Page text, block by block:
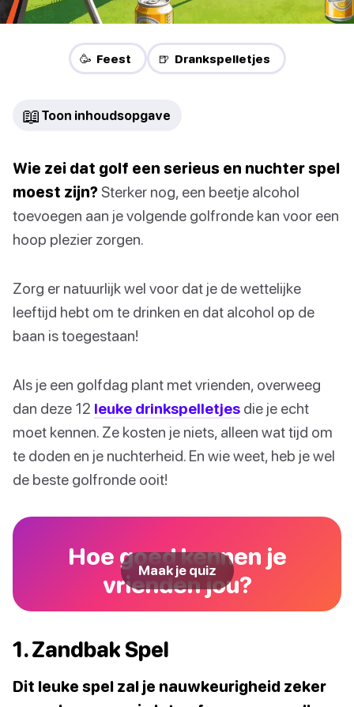
🥳 Feest 🍺 Drankspelletjes
📖 Toon inhoudsopgave
Wie zei dat golf een serieus en nuchter spel
moest zijn? Sterker nog, een beetje alcohol
toevoegen aan je volgende golfronde kan voor een
hoop plezier zorgen.
Zorg er natuurlijk wel voor dat je de wettelijke
leeftijd hebt om te drinken en dat alcohol op de
baan is toegestaan!
Als je een golfdag plant met vrienden, overweeg
dan deze 12 leuke drinkspelletjes die je echt
moet kennen. Ze kosten je niets, alleen wat tijd om
te doden en je nuchterheid. En wie weet, heb je wel
de beste golfronde ooit!
Hoe goed kennen je
vrienden jou?
Maak je quiz
1. Zandbak Spel
Dit leuke spel zal je nauwkeurigheid zeker